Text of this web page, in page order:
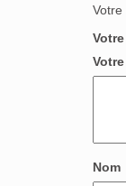
Votre
Nom